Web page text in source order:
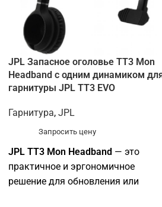
JPL Запасное оголовье TT3 Mon
Headband с одним динамиком
гарнитуры JPL TT3 EVO
Гарнитура, JPL
Запросить цену
JPL TT3 Mon Headband — это
практичное и эргономичное
решение для обновления или